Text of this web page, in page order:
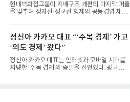
현대백화점그룹이 지배구조 개편의 마지막 퍼즐
을 맞추며 정지선·정교선 형제의 공동경영 체제
정신아 카카오 대표 “‘주목 경제’ 가고
‘의도 경제’ 왔다”
정신아 카카오 대표는 인터넷과 모바일 시대를
지탱한 '주목 경제'의 종말을 선언했다. 광고를